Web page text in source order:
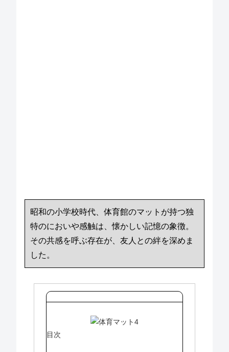
昭和の小学校時代、体育館のマットが持つ独
特のにおいや感触は、懐かしい記憶の象徴。
その共感を呼ぶ存在が、友人との絆を深めま
した。
目次